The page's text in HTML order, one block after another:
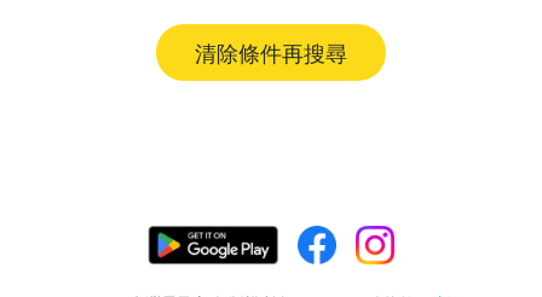
清除條件再搜尋